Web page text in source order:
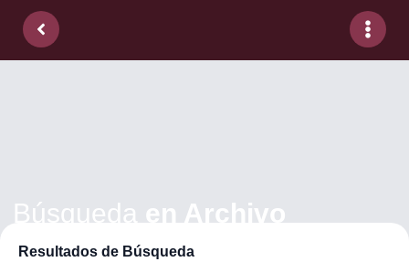
Búsqueda en Archivo
Resultados de Búsqueda